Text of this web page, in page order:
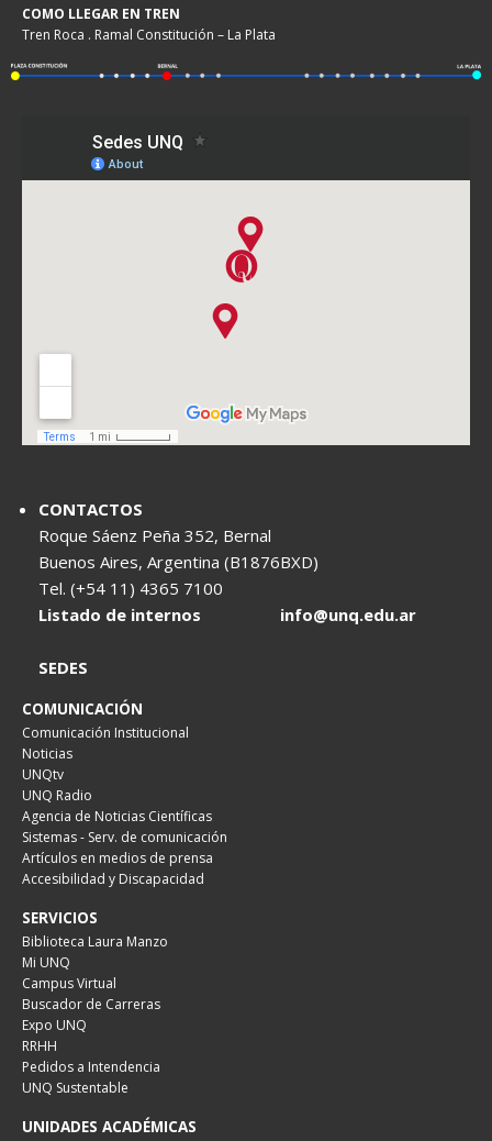
COMO LLEGAR EN TREN
Tren Roca . Ramal Constitución – La Plata
CONTACTOS
Roque Sáenz Peña 352, Bernal
Buenos Aires, Argentina (B1876BXD)
Tel. (+54 11) 4365 7100
Listado de internos
info@unq.edu.ar
SEDES
COMUNICACIÓN
Comunicación Institucional
Noticias
UNQtv
UNQ Radio
Agencia de Noticias Científicas
Sistemas - Serv. de comunicación
Artículos en medios de prensa
Accesibilidad y Discapacidad
SERVICIOS
Biblioteca Laura Manzo
Mi UNQ
Campus Virtual
Buscador de Carreras
Expo UNQ
RRHH
Pedidos a Intendencia
UNQ Sustentable
UNIDADES ACADÉMICAS